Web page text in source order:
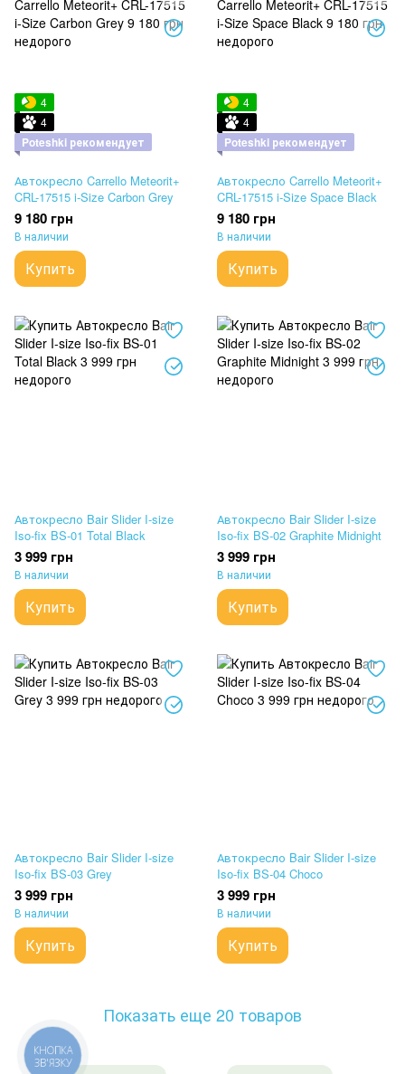
4
4
Poteshki рекомендует
Автокресло Carrello Meteorit+
CRL-17515 i-Size Carbon Grey
9 180 грн
В наличии
Купить
4
4
Poteshki рекомендует
Автокресло Carrello Meteorit+
CRL-17515 i-Size Space Black
9 180 грн
В наличии
Купить
Автокресло Bair Slider I-size
Iso-fix BS-01 Total Black
3 999 грн
В наличии
Купить
Автокресло Bair Slider I-size
Iso-fix BS-02 Graphite Midnight
3 999 грн
В наличии
Купить
Автокресло Bair Slider I-size
Iso-fix BS-03 Grey
3 999 грн
В наличии
Купить
Автокресло Bair Slider I-size
Iso-fix BS-04 Choco
3 999 грн
В наличии
Купить
Показать еще 20 товаров
КНОПКА
ЗВ'ЯЗКУ